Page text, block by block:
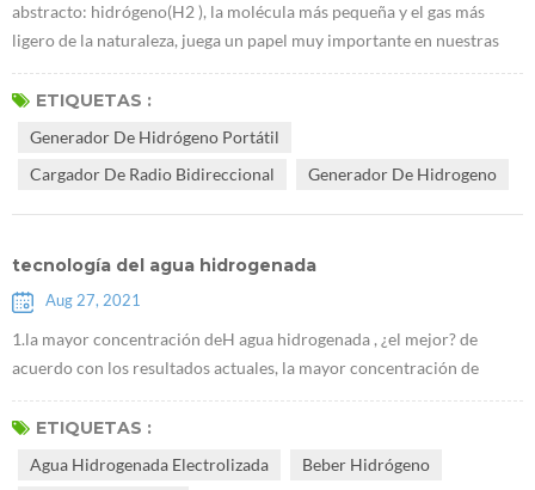
abstracto: hidrógeno(H2 ), la molécula más pequeña y el gas más
ligero de la naturaleza, juega un papel muy importante en nuestras
vidas.tiene importantes efectos preventivos y terapéuticos sobre
diversas enfermedades del cuerpo humano.este artículo describe la
H2, ...
ETIQUETAS :
Generador De Hidrógeno Portátil
Cargador De Radio Bidireccional
Generador De Hidrogeno
tecnología del agua hidrogenada
Aug 27, 2021
1.la mayor concentración deH agua hidrogenada , ¿el mejor? de
acuerdo con los resultados actuales, la mayor concentración de
hidrógeno, los efectos más significativos en la mejora de la
enfermedad.Es necesario enfatizar que beber hidrógeno debe ser un
ETIQUETAS :
Agua Hidrogenada Electrolizada
Beber Hidrógeno